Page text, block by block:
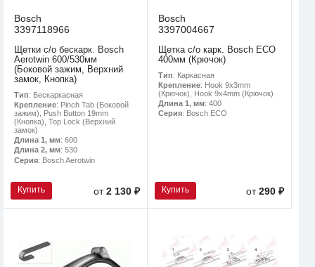
Bosch
3397118966
Щетки с/о бескарк. Bosch
Aerotwin 600/530мм
(Боковой зажим, Верхний
замок, Кнопка)
Тип: Бескаркасная
Крепление: Pinch Tab (Боковой
зажим), Push Button 19mm
(Кнопка), Top Lock (Верхний
замок)
Длина 1, мм: 600
Длина 2, мм: 530
Серия: Bosch Aerotwin
Купить от2 130 ₽
Bosch
3397004667
Щетка с/о карк. Bosch ECO
400мм (Крючок)
Тип: Каркасная
Крепление: Hook 9x3mm
(Крючок), Hook 9x4mm (Крючок)
Длина 1, мм: 400
Серия: Bosch ECO
Купить от290 ₽